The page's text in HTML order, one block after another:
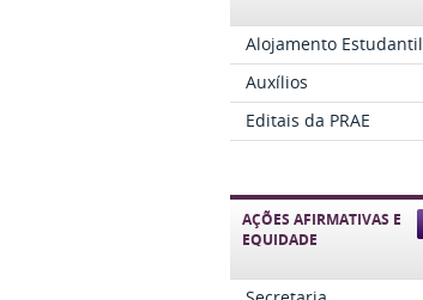
Alojamento Estudantil
Auxílios
Editais da PRAE
AÇÕES AFIRMATIVAS E
EQUIDADE